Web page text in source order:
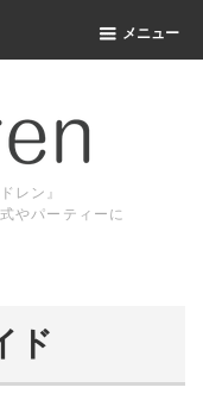
メニュー
レン』
やパーティーに
ド